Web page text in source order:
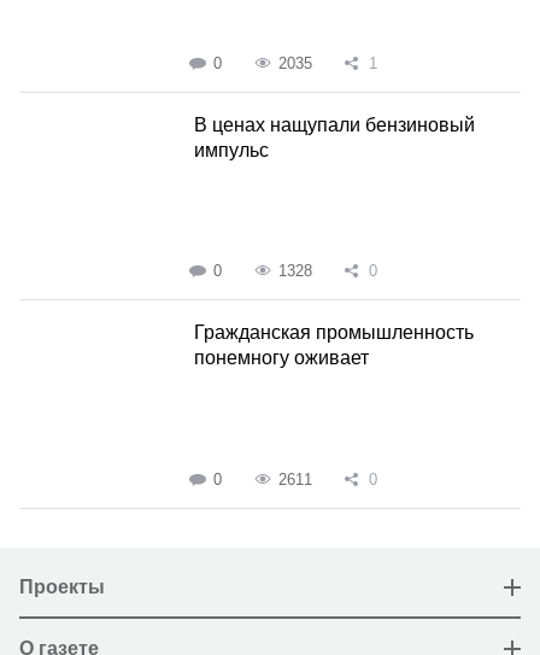
0 2035 1
В ценах нащупали бензиновый
импульс
0 1328 0
Гражданская промышленность
понемногу оживает
0 2611 0
Проекты
О газете